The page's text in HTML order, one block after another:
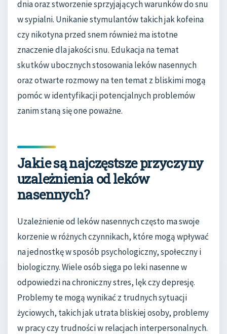
dnia oraz stworzenie sprzyjających warunków do snu
w sypialni. Unikanie stymulantów takich jak kofeina
czy nikotyna przed snem również ma istotne
znaczenie dla jakości snu. Edukacja na temat
skutków ubocznych stosowania leków nasennych
oraz otwarte rozmowy na ten temat z bliskimi mogą
pomóc w identyfikacji potencjalnych problemów
zanim staną się one poważne.
Jakie są najczęstsze przyczyny
uzależnienia od leków
nasennych?
Uzależnienie od leków nasennych często ma swoje
korzenie w różnych czynnikach, które mogą wpływać
na jednostkę w sposób psychologiczny, społeczny i
biologiczny. Wiele osób sięga po leki nasenne w
odpowiedzi na chroniczny stres, lęk czy depresję.
Problemy te mogą wynikać z trudnych sytuacji
życiowych, takich jak utrata bliskiej osoby, problemy
w pracy czy trudności w relacjach interpersonalnych.